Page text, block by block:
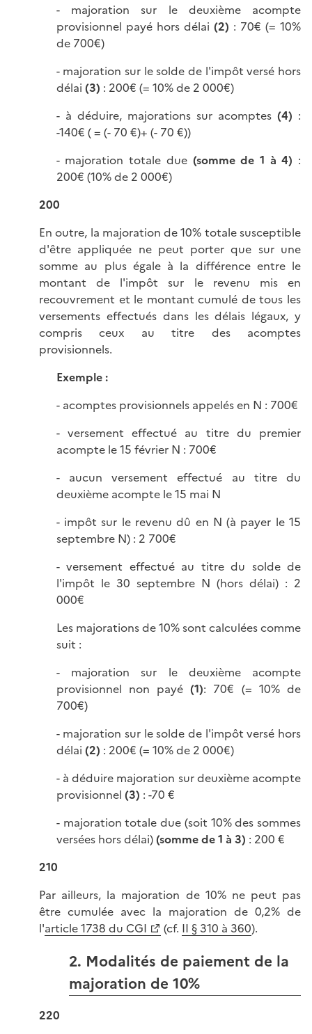
- majoration sur le deuxième acompte
provisionnel payé hors délai (2) : 70€ (= 10%
de 700€)
- majoration sur le solde de l'impôt versé hors
délai (3) : 200€ (= 10% de 2 000€)
- à déduire, majorations sur acomptes (4) :
-140€ ( = (- 70 €)+ (- 70 €))
- majoration totale due (somme de 1 à 4) :
200€ (10% de 2 000€)
200
En outre, la majoration de 10% totale susceptible
d'être appliquée ne peut porter que sur une
somme au plus égale à la différence entre le
montant de l'impôt sur le revenu mis en
recouvrement et le montant cumulé de tous les
versements effectués dans les délais légaux, y
compris ceux au titre des acomptes
provisionnels.
Exemple :
- acomptes provisionnels appelés en N : 700€
- versement effectué au titre du premier
acompte le 15 février N : 700€
- aucun versement effectué au titre du
deuxième acompte le 15 mai N
- impôt sur le revenu dû en N (à payer le 15
septembre N) : 2 700€
- versement effectué au titre du solde de
l'impôt le 30 septembre N (hors délai) : 2
000€
Les majorations de 10% sont calculées comme
suit :
- majoration sur le deuxième acompte
provisionnel non payé(1): 70€ (= 10% de
700€)
- majoration sur le solde de l'impôt versé hors
délai (2) : 200€ (= 10% de 2 000€)
- à déduire majoration sur deuxième acompte
provisionnel (3) : -70 €
- majoration totale due (soit 10% des sommes
versées hors délai)(somme de 1 à 3) : 200 €
210
Par ailleurs, la majoration de 10% ne peut pas
être cumulée avec la majoration de 0,2% de
l'article 1738 du CGI (cf. II § 310 à 360).
2. Modalités de paiement de la
majoration de 10%
220